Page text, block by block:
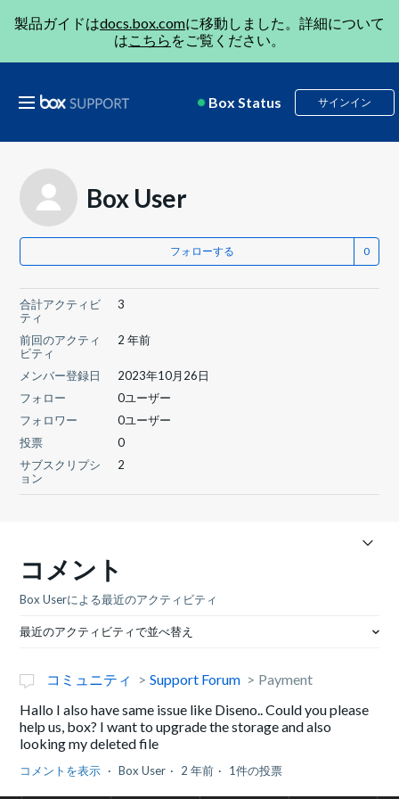
製品ガイドはdocs.box.comに移動しました。詳細について
はこちら をご覧ください。
Box Status サインイン
Box User
フォローする
合計アクティビ
ティ
3
前回のアクティ
ビティ
2 年前
メンバー登録日
2023年10月26日
フォロー
0ユーザー
フォロワー
0ユーザー
投票
0
サブスクリプシ
ョン
2
コメント
Box Userによる最近のアクティビティ
最近のアクティビティで並べ替え
コミュニティ Support Forum
Payment
Hallo I also have same issue like Diseno.. Could you please
help us, box? I want to upgrade the storage and also
looking my deleted file
コメントを表示 Box User 2 年前 1件の投票